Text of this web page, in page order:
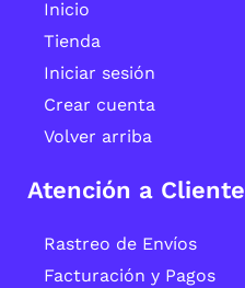
Inicio
Tienda
Iniciar sesión
Crear cuenta
Volver arriba
Atención a Cliente
Rastreo de Envíos
Facturación y Pagos